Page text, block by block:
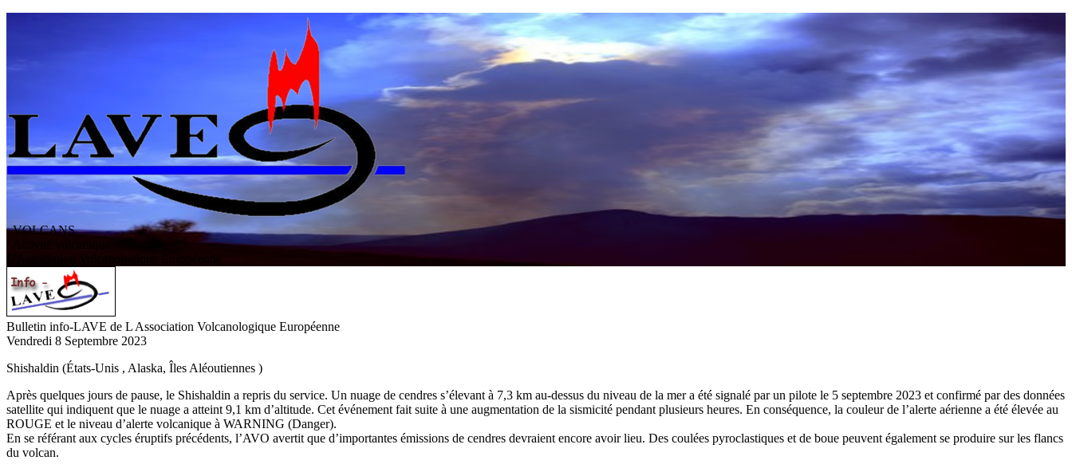
VOLCANS
olcanologique
Bulletin info-LAVE de L Association Volcanologique Européenne
Vendredi 8 Septembre 2023
Shishaldin (États-Unis , Alaska, Îles Aléoutiennes )
Après quelques jours de pause, le Shishaldin a repris du service. Un nuage de cendres s’élevant à 7,3 km au-dessus du niveau de la mer a été signalé par un pilote le 5 septembre 2023 et confirmé par des données
satellite qui indiquent que le nuage a atteint 9,1 km d’altitude. Cet événement fait suite à une augmentation de la sismicité pendant plusieurs heures. En conséquence, la couleur de l’alerte aérienne a été élevée au
ROUGE et le niveau d’alerte volcanique à WARNING (Danger).
En se référant aux cycles éruptifs précédents, l’AVO avertit que d’importantes émissions de cendres devraient encore avoir lieu. Des coulées pyroclastiques et de boue peuvent également se produire sur les flancs
du volcan.